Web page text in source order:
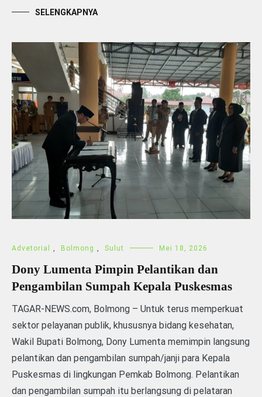
SELENGKAPNYA
Advetorial Bolmong Sulut Mei 18, 2026
Dony Lumenta Pimpin Pelantikan dan
Pengambilan Sumpah Kepala Puskesmas
TAGAR-NEWS.com, Bolmong – Untuk terus memperkuat
sektor pelayanan publik, khususnya bidang kesehatan,
Wakil Bupati Bolmong, Dony Lumenta memimpin langsung
pelantikan dan pengambilan sumpah/janji para Kepala
Puskesmas di lingkungan Pemkab Bolmong. Pelantikan
dan pengambilan sumpah itu berlangsung di pelataran